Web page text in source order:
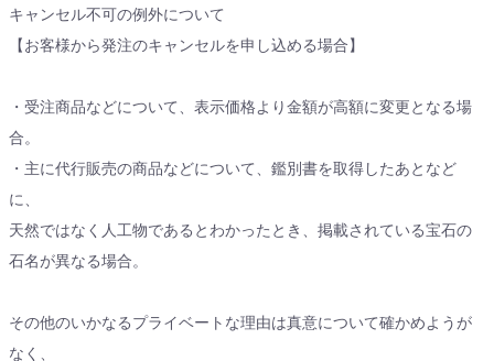
キャンセル不可の例外について
【お客様から発注のキャンセルを申し込める場合】
・受注商品などについて、表示価格より金額が高額に変更となる場
合。
・主に代行販売の商品などについて、鑑別書を取得したあとなど
に、
天然ではなく人工物であるとわかったとき、掲載されている宝石の
石名が異なる場合。
その他のいかなるプライベートな理由は真意について確かめようが
なく、